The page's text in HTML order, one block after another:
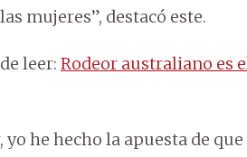
mujeres”, destacó este.
leer: Rodeor australiano es
yo he hecho la apuesta de